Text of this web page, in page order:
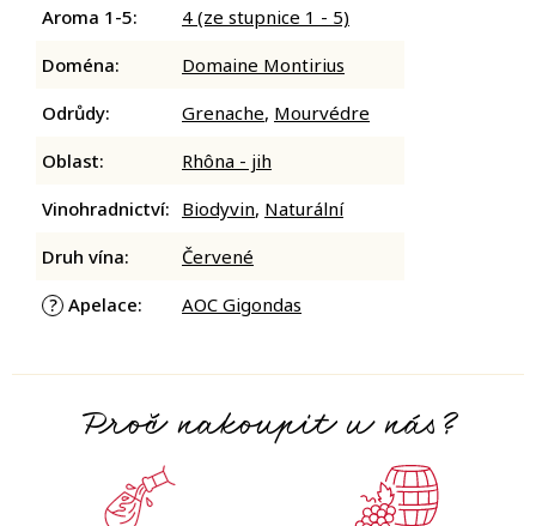
Proč nakoupit u nás?
Aroma 1-5:
4 (ze stupnice 1 - 5)
Doména:
Domaine Montirius
Odrůdy: Grenache, Mourvédre
Oblast:
Rhôna - jih
Vinohradnictví: Biodyvin, Naturální
Druh vína: Červené
? Apelace: AOC Gigondas